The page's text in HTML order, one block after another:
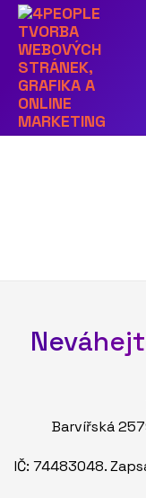
Předchozí obrázek
Další obrázek
Barvířská
IČ: 74483048.